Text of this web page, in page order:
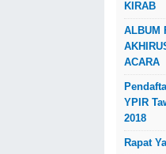
KIRAB
ALBUM
ACARA
YPIR
2018
Rapat